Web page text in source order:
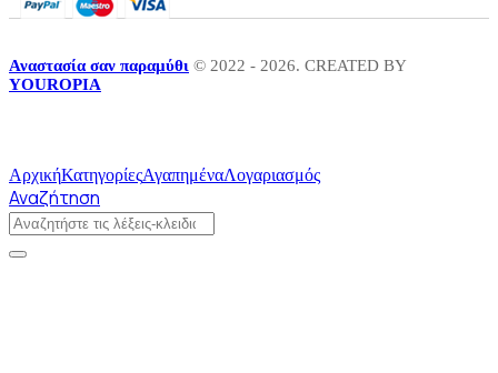
Αναστασία σαν παραμύθι © 2022 - 2026. CREATED BY
YOUROPIA
ΑρχικήΚατηγορίεςΑγαπημέναΛογαριασμός
Αναζήτηση